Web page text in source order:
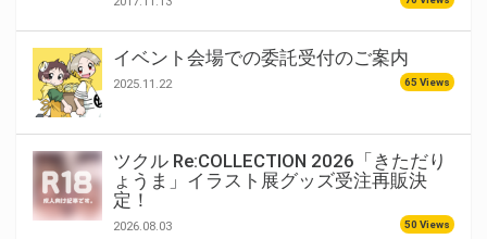
イベント会場での委託受付のご案内
2025.11.22 65 Views
ツクル Re:COLLECTION 2026「きただり
ょうま」イラスト展グッズ受注再販決
定！
2026.08.03 50 Views